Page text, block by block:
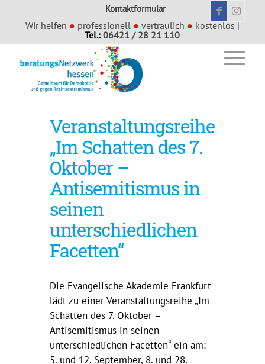
Kontaktformular
Wir helfen ● professionell ● vertraulich ● kostenlos |
Tel.:06421 / 28 21 110
Veranstaltungsreihe
„Im Schatten des 7.
Oktober –
Antisemitismus in
seinen
unterschiedlichen
Facetten“
Die Evangelische Akademie Frankfurt
lädt zu einer Veranstaltungsreihe „Im
Schatten des 7. Oktober –
Antisemitismus in seinen
unterschiedlichen Facetten“ ein am:
5. und 12. September, 8. und 28.